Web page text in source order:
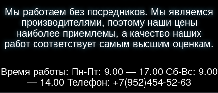
Мы работаем без посредников. Мы являемся
производителями, поэтому наши цены
наиболее приемлемы, а качество наших
работ соответствует самым высшим оценкам.
Время работы: Пн-Пт: 9.00 — 17.00 Сб-Вс: 9.00
— 14.00 Телефон: +7(952)454-52-63